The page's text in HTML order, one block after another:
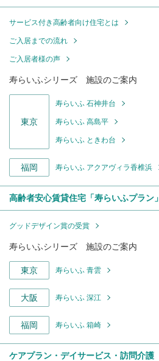
サービス付き高齢者向け住宅とは
ご入居までの流れ
ご入居者様の声
寿らいふシリーズ 施設のご案内
東京
寿らいふ 石神井台
寿らいふ 高島平
寿らいふ ときわ台
福岡 寿らいふ アクアヴィラ香椎浜
高齢者安心賃貸住宅「寿らいふプラン」
グッドデザイン賞の受賞
寿らいふシリーズ 施設のご案内
東京 寿らいふ 青雲
大阪 寿らいふ 深江
福岡 寿らいふ 箱崎
ケアプラン・デイサービス・訪問介護